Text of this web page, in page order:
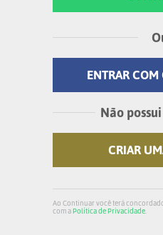
ENTRAR COM
Não
CRIAR
Ao Continuar você terá
com aPolítica de Privacidade